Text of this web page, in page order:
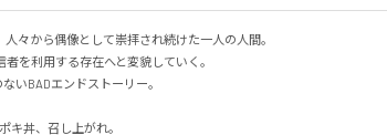
々から偶像として崇拝され続けた一人の人間。
を利用する存在へと変貌していく。
いBADエンドストーリー。
キ丼、召し上がれ。